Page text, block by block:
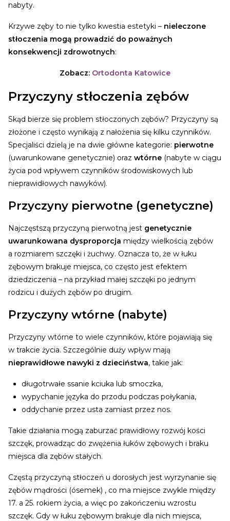
nabyty.
Krzywe zęby to nie tylko kwestia estetyki – nieleczone
stłoczenia mogą prowadzić do poważnych
konsekwencji zdrowotnych:
Zobacz: Ortodonta Katowice
Przyczyny stłoczenia zębów
Skąd bierze się problem stłoczonych zębów? Przyczyny są
złożone i często wynikają z nałożenia się kilku czynników.
Specjaliści dzielą je na dwie główne kategorie: pierwotne
(uwarunkowane genetycznie) oraz wtórne (nabyte w ciągu
życia pod wpływem czynników środowiskowych lub
nieprawidłowych nawyków).
Przyczyny pierwotne (genetyczne)
Najczęstszą przyczyną pierwotną jest genetycznie
uwarunkowana dysproporcja między wielkością zębów
a rozmiarem szczęki i żuchwy. Oznacza to, że w łuku
zębowym brakuje miejsca, co często jest efektem
dziedziczenia – na przykład małej szczęki po jednym
rodzicu i dużych zębów po drugim.
Przyczyny wtórne (nabyte)
Przyczyny wtórne to wiele czynników, które pojawiają się
w trakcie życia. Szczególnie duży wpływ mają
nieprawidłowe nawyki z dzieciństwa, takie jak:
długotrwałe ssanie kciuka lub smoczka,
wypychanie języka do przodu podczas połykania,
oddychanie przez usta zamiast przez nos.
Takie działania mogą zaburzać prawidłowy rozwój kości
szczęk, prowadząc do zwężenia łuków zębowych i braku
miejsca dla zębów stałych.
Częstą przyczyną stłoczeń u dorosłych jest wyrzynanie się
zębów mądrości (ósemek) , co ma miejsce zwykle między
17. a 25. rokiem życia, a więc po zakończeniu wzrostu
szczęk. Gdy w łuku zębowym brakuje dla nich miejsca,